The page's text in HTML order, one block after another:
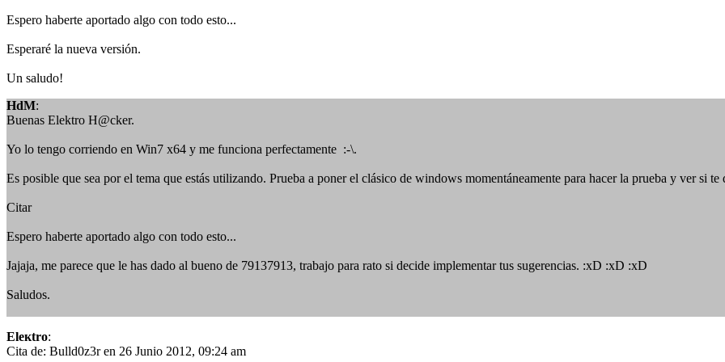
Espero haberte aportado algo con todo esto...
Esperaré la nueva versión.
Un saludo!
HdM:
Buenas Elektro H@cker.
Yo lo tengo corriendo en Win7 x64 y me funciona perfectamente :-\.
Es posible que sea por el tema que estás utilizando. Prueba a poner el clásico de windows momentáneamente para hacer la prueba y ver si
Citar
Espero haberte aportado algo con todo esto...
Jajaja, me parece que le has dado al bueno de 79137913, trabajo para rato si decide implementar tus sugerencias. :xD :xD :xD
Saludos.
Eleкtro:
Cita de: Bulld0z3r en 26 Junio 2012, 09:24 am